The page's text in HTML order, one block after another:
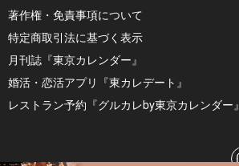
著作権・免責事項について
特定商取引法に基づく表示
月刊誌『東京カレンダー』
婚活・恋活アプリ『東カレデート』
レストラン予約『グルカレby東京カレンダー』